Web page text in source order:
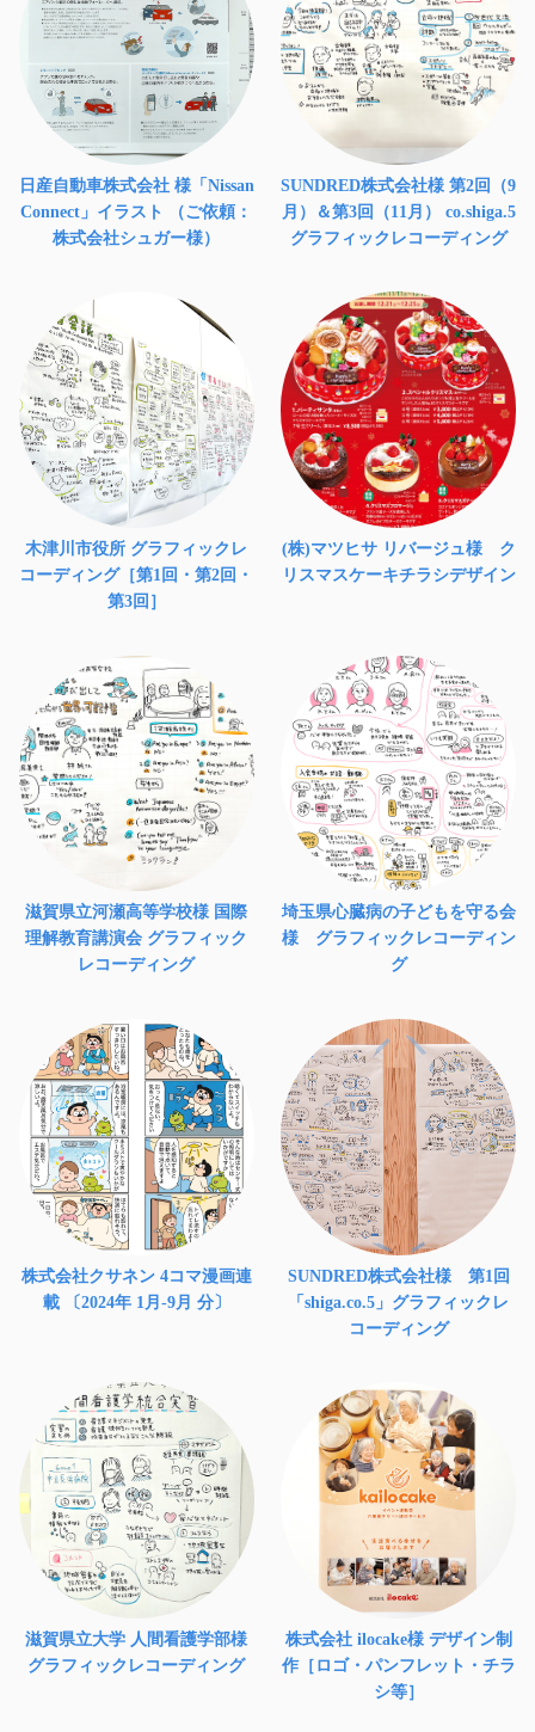
日産自動車株式会社 様「Nissan
Connect」イラスト （ご依頼：
株式会社シュガー様）
SUNDRED株式会社様 第2回（9
月）＆第3回（11月） co.shiga.5
グラフィックレコーディング
木津川市役所 グラフィックレ
コーディング［第1回・第2回・
第3回］
(株)マツヒサ リバージュ様 ク
リスマスケーキチラシデザイン
滋賀県立河瀬高等学校様 国際
理解教育講演会 グラフィック
レコーディング
埼玉県心臓病の子どもを守る会
様 グラフィックレコーディン
グ
株式会社クサネン 4コマ漫画連
載 〔2024年 1月-9月 分〕
SUNDRED株式会社様 第1回
「shiga.co.5」グラフィックレ
コーディング
滋賀県立大学 人間看護学部様
グラフィックレコーディング
株式会社 ilocake様 デザイン制
作［ロゴ・パンフレット・チラ
シ等］